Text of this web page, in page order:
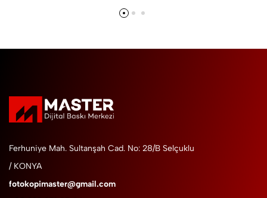
Ferhuniye Mah. Sultanşah Cad. No: 28/B Selçuklu
/ KONYA
fotokopimaster@gmail.com